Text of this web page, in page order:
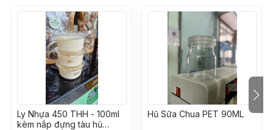
Ly Nhựa 450 THH - 100ml
kèm nắp đựng tàu hủ
Hũ Sữa Chua PET 90ML